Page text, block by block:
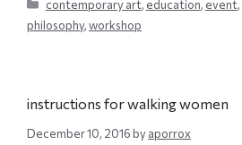
contemporary art, education, event,
philosophy,workshop
instructions for walking women
December 10, 2016 byaporrox